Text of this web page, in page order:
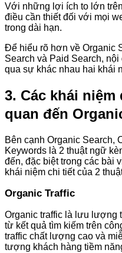
Với những lợi ích to lớn
điều cần thiết đối với mọi
trong dài hạn.
Để hiểu rõ hơn về Organic
Search và Paid Search,
qua sự khác nhau hai khái
3. Các khái
quan đến
Bên cạnh Organic Search,
Keywords là 2 thuật ngữ
đến, đặc biệt trong các bài
khái niệm chi tiết của 2
Organic Traffic
Organic traffic là lưu lượng
từ kết quả tìm kiếm trên
traffic chất lượng cao và
tượng khách hàng tiềm